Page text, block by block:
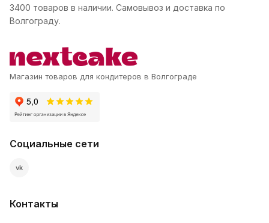
3400 товаров в наличии. Самовывоз и доставка по
Волгограду.
Магазин товаров для кондитеров в Волгограде
Социальные сети
vk
Контакты